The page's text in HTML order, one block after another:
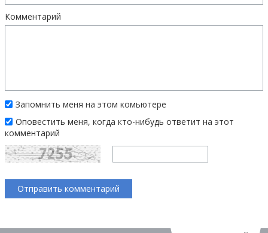
Комментарий
Запомнить меня на этом комьютере
Оповестить меня, когда кто-нибудь ответит на этот
комментарий